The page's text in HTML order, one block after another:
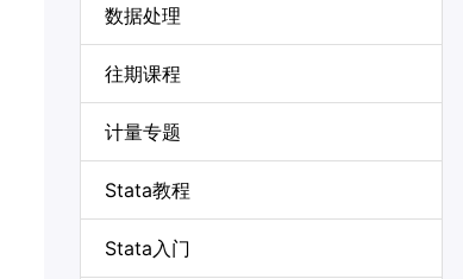
数据处理
往期课程
计量专题
Stata教程
Stata入门